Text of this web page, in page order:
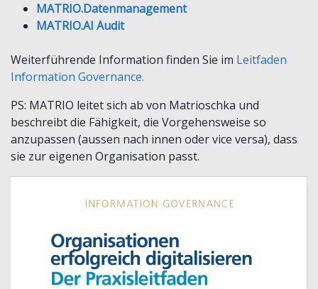
MATRIO.Datenmanagement
MATRIO.AI Audit
Weiterführende Information finden Sie im Leitfaden
Information Governance.
PS: MATRIO leitet sich ab von Matrioschka und
beschreibt die Fähigkeit, die Vorgehensweise so
anzupassen (aussen nach innen oder vice versa), dass
sie zur eigenen Organisation passt.